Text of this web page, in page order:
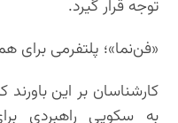
توجه قرار گیرد.
«فن‌نما»؛ پلتفرمی برای
کارشناسان بر این باورند
به سکویی راهبردی